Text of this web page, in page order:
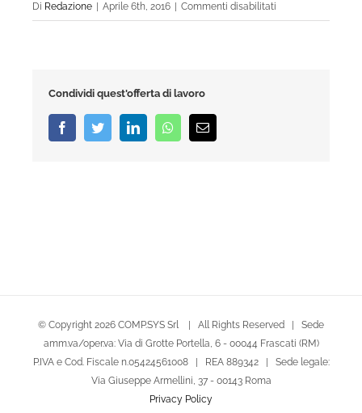
Di Redazione Aprile 6th, 2016 Commenti disabilitati
Condividi quest'offerta di lavoro
FacebookTwitterLinkedInWhatsappEmail
© Copyright 2026 COMP.SYS Srl | All Rights Reserved | Sede
amm.va/oper.va: Via di Grotte Portella, 6 - 00044 Frascati (RM)
P.IVA e Cod. Fiscale n.05424561008 | REA 889342 | Sede legale:
Via Giuseppe Armellini, 37 - 00143 Roma
Privacy Policy